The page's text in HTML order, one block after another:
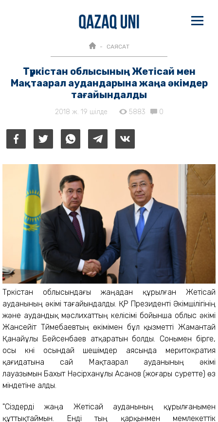
САЯСАТ
Түркістан облысының Жетісай мен
Мақтаарал аудандарына жаңа әкімдер
тағайындалды
2018 ж. 19 шілде 5883 0
Түркістан облысындағы жаңадан құрылған Жетісай
ауданының әкімі тағайындалды. ҚР Президенті Әкімшілігінің
және аудандық мәслихаттың келісімі бойынша облыс әкімі
Жансейіт Түймебаевтың өкімімен бұл қызметті Жамантай
Қанайұлы Бейсенбаев атқаратын болды. Сонымен бірге,
осы күні осындай шешімдер аясында меритократия
қағидатына сай Мақтаарал ауданының әкімі
лауазымын Бахыт Нәсірханұлы Асанов (жоғары суретте) өз
міндетіне алды.
"Сіздерді жаңа Жетісай ауданының құрылғанымен
құттықтаймын. Енді тың қарқынмен мемлекеттік